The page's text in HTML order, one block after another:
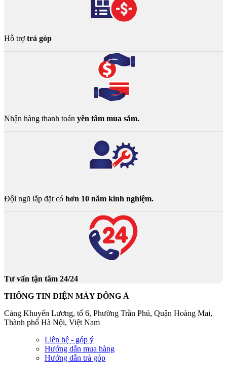
Hỗ trợtrả góp
Nhận hàng thanh toán yên tâm mua sắm.
Đội ngũ lắp đặt có hơn 10 năm kinh nghiệm.
Tư vấn tận tâm 24/24
THÔNG TIN ĐIỆN MÁY ĐÔNG Á
Cảng Khuyến Lương, tổ 6, Phường Trần Phú, Quận Hoàng Mai,
Thành phố Hà Nội, Việt Nam
Liên hệ - góp ý
Hướng dẫn mua hàng
Hướng dẫn trả góp